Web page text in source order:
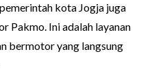
kota Jogja juga
Pakmo. Ini adalah layanan
bermotor yang langsung